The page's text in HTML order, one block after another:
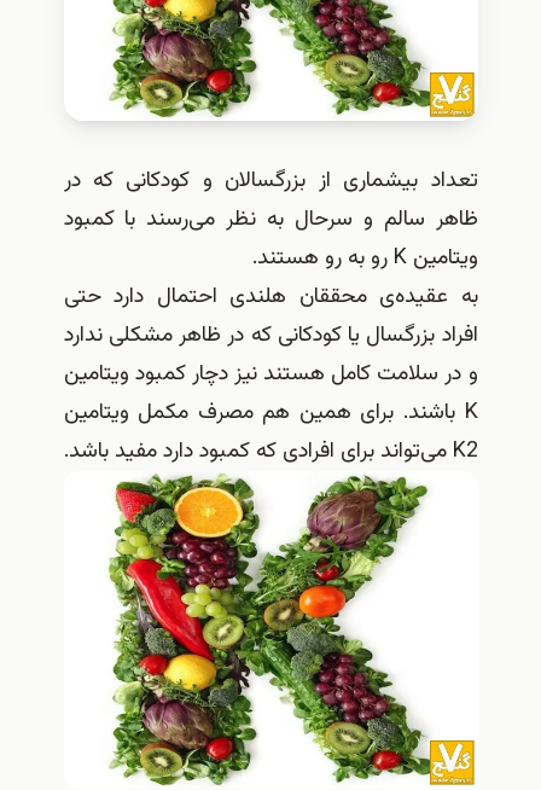
تعداد بیشماری از بزرگسالان و کودکانی که در
ظاهر سالم و سرحال به نظر می‌رسند با کمبود
ویتامین K رو به رو هستند.
به عقیده‌ی محققان هلندی احتمال دارد حتی
افراد بزرگسال یا کودکانی که در ظاهر مشکلی ندارد
و در سلامت کامل هستند نیز دچار کمبود ویتامین
K باشند. برای همین هم مصرف مکمل ویتامین
K2 می‌تواند برای افرادی که کمبود دارد مفید باشد.